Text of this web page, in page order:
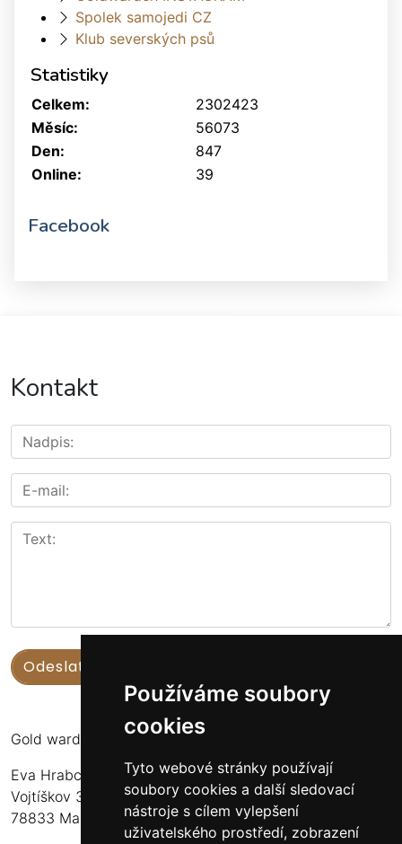
Používáme soubory
cookies
Tyto webové stránky používají
soubory cookies a další sledovací
nástroje s cílem vylepšení
uživatelského prostředí, zobrazení
Spolek samojedi CZ
Klub severských psů
Statistiky
Online: 39
Celkem:
2302423
Měsíc:
56073
Den:
847
Facebook
Kontakt
Gold warden
Eva Hrabcová
Vojtíškov 3
78833 Malá Morava